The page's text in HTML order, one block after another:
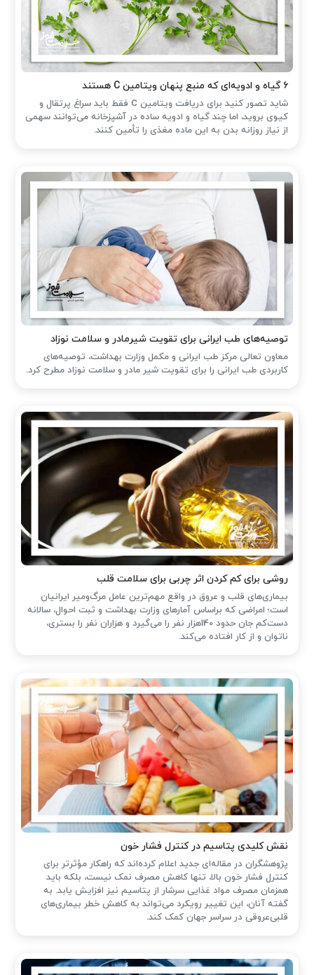
۶ گیاه و ادویه‌ای که منبع پنهان ویتامین C هستند
شاید تصور کنید برای دریافت ویتامین C فقط باید سراغ پرتقال و
کیوی بروید، اما چند گیاه و ادویه ساده در آشپزخانه می‌توانند سهمی
از نیاز روزانه بدن به این ماده مغذی را تأمین کنند.
توصیه‌های طب ایرانی برای تقویت شیرمادر و سلامت نوزاد
معاون تعالی مرکز طب ایرانی و مکمل وزارت بهداشت، توصیه‌های
کاربردی طب ایرانی را برای تقویت شیر مادر و سلامت نوزاد مطرح کرد.
روشی برای کم کردن اثر چربی برای سلامت قلب
بیماری‌های قلب و عروق در واقع مهم‌ترین عامل مرگ‌ومیر ایرانیان
است؛ امراضی که براساس آمارهای وزارت بهداشت و ثبت احوال، سالانه
دست‌کم جان حدود 140هزار نفر را می‌گیرد و هزاران نفر را بستری،
ناتوان و از کار افتاده می‌کند.
نقش کلیدی پتاسیم در کنترل فشار خون
پژوهشگران در مقاله‌ای جدید اعلام کرده‌اند که راهکار مؤثرتر برای
کنترل فشار خون بالا، تنها کاهش مصرف نمک نیست، بلکه باید
همزمان مصرف مواد غذایی سرشار از پتاسیم نیز افزایش یابد. به
گفته آنان، این تغییر رویکرد می‌تواند به کاهش خطر بیماری‌های
قلبی‌عروقی در سراسر جهان کمک کند.